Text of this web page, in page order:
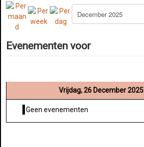
Evenementen voor
Vrijdag, 26 December 2025
Geen evenementen